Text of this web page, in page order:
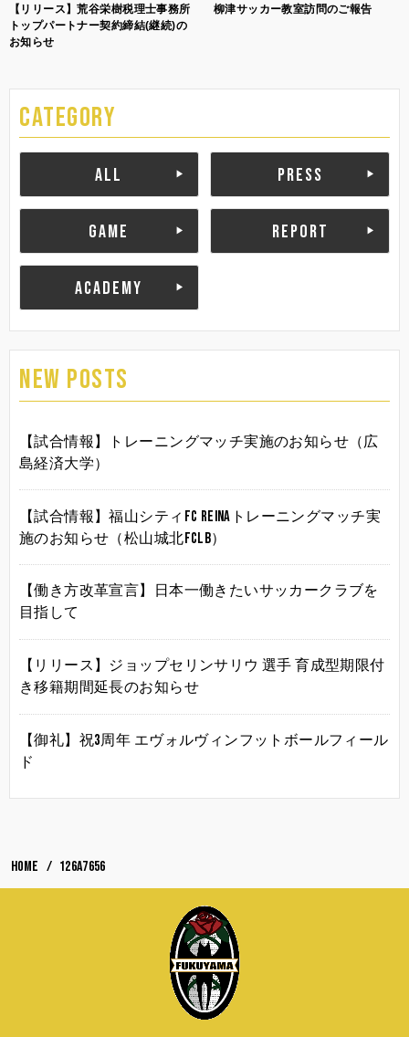
【リリース】荒谷栄樹税理士事務所
トップパートナー契約締結(継続)の
お知らせ
柳津サッカー教室訪問のご報告
CATEGORY
ALL PRESS
GAME REPORT
ACADEMY
NEW POSTS
【試合情報】トレーニングマッチ実施のお知らせ（広
島経済大学）
【試合情報】福山シティFC Reinaトレーニングマッチ実
施のお知らせ（松山城北FCLB）
【働き方改革宣言】日本一働きたいサッカークラブを
目指して
【リリース】ジョップセリンサリウ 選手 育成型期限付
き移籍期間延長のお知らせ
【御礼】祝3周年 エヴォルヴィンフットボールフィール
ド
HOME 126A7656